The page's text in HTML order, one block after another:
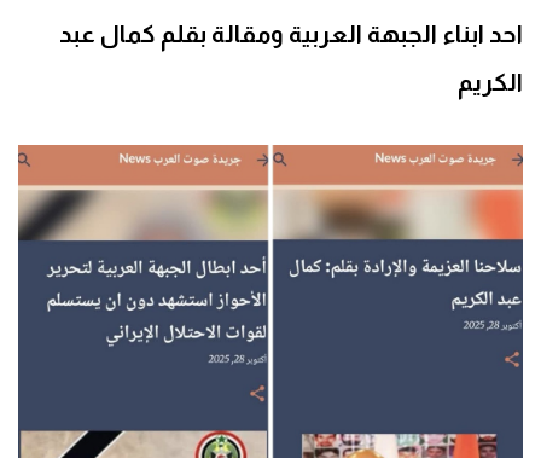
احد ابناء الجبهة العربية ومقالة بقلم كمال عبد
الكريم